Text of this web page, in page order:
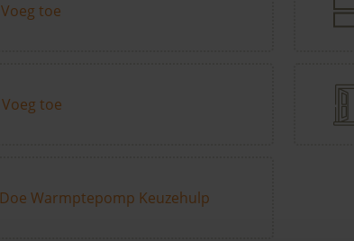
Voeg toe
Voeg toe
Doe Warmptepomp Keuzehulp